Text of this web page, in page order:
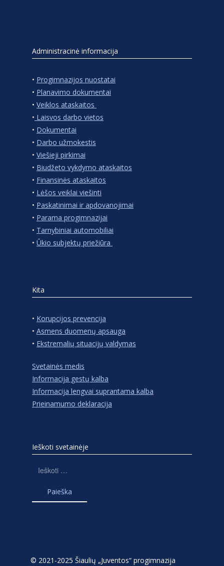
Administracinė informacija
• Progimnazijos nuostatai
• Planavimo dokumentai
• Veiklos ataskaitos
• Laisvos darbo vietos
• Dokumentai
• Darbo užmokestis
• Viešieji pirkimai
• Biudžeto vykdymo ataskaitos
• Finansinės ataskaitos
• Lėšos veiklai viešinti
• Paskatinimai ir apdovanojimai
• Parama progimnazijai
• Tarnybiniai automobiliai
• Ūkio subjektų priežiūra
Kita
• Korupcijos prevencija
• Asmens duomenų apsauga
• Ekstremalių situacijų valdymas
Svetainės medis
Informacija gestų kalba
Informacija lengvai suprantama kalba
Prieinamumo deklaracija
Ieškoti svetainėje
© 2021-2025 Šiaulių „Juventos“ progimnazija